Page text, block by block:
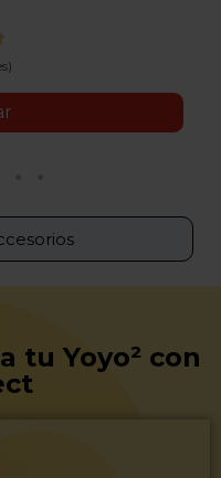
tu Yoyo² con